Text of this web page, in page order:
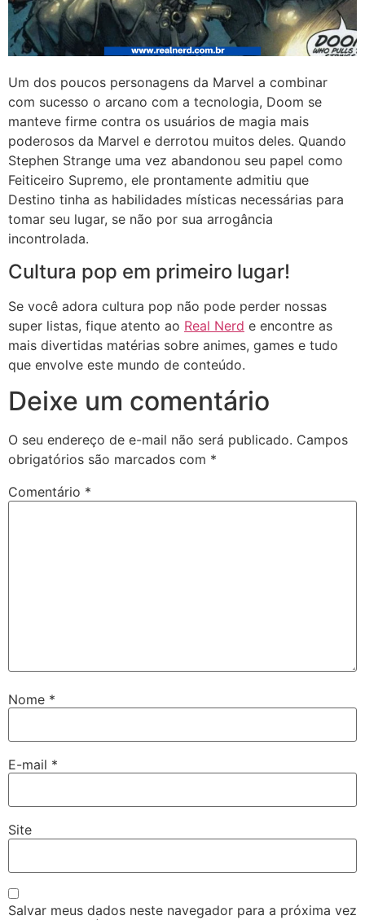
Um dos poucos personagens da Marvel a combinar
com sucesso o arcano com a tecnologia, Doom se
manteve firme contra os usuários de magia mais
poderosos da Marvel e derrotou muitos deles. Quando
Stephen Strange uma vez abandonou seu papel como
Feiticeiro Supremo, ele prontamente admitiu que
Destino tinha as habilidades místicas necessárias para
tomar seu lugar, se não por sua arrogância
incontrolada.
Cultura pop em primeiro lugar!
Se você adora cultura pop não pode perder nossas
super listas, fique atento ao Real Nerd e encontre as
mais divertidas matérias sobre animes, games e tudo
que envolve este mundo de conteúdo.
Deixe um comentário
O seu endereço de e-mail não será publicado. Campos
obrigatórios são marcados com *
Comentário *
Nome *
E-mail *
Site
Salvar meus dados neste navegador para a próxima vez